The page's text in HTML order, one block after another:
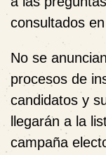
consultados
No se
procesos de
candidatos y
llegarán a la
campaña